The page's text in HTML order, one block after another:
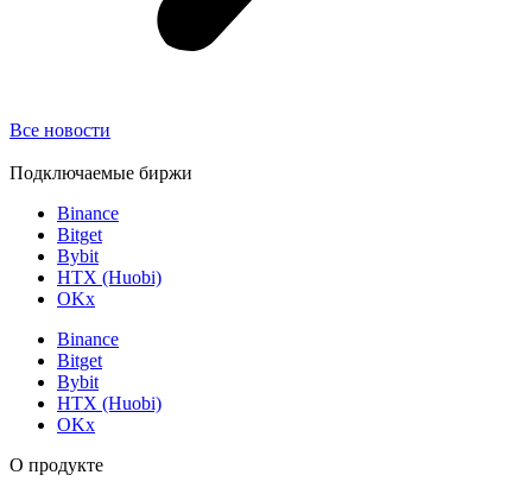
Все новости
Подключаемые биржи
Binance
Bitget
Bybit
HTX (Huobi)
OKx
Binance
Bitget
Bybit
HTX (Huobi)
OKx
О продукте